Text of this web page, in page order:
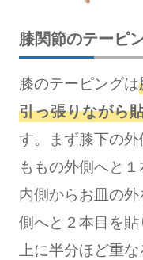
膝関節のテーピ
膝のテーピングは
引っ張りながら
す。まず膝下の
ももの外側へと
内側からお皿の
側へと２本目を
上に半分ほど重